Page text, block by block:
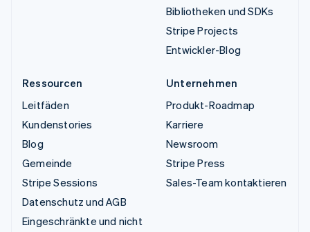
Bibliotheken und SDKs
Stripe Projects
Entwickler-Blog
Ressourcen
Leitfäden
Kundenstories
Blog
Gemeinde
Stripe Sessions
Datenschutz und AGB
Eingeschränkte und nicht
Unternehmen
Produkt-Roadmap
Karriere
Newsroom
Stripe Press
Sales-Team kontaktieren